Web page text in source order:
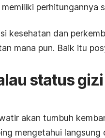
perhitungannya
kesehatan dan
mana pun. Baik itu
status
akan tumbuh
mengetahui langsung